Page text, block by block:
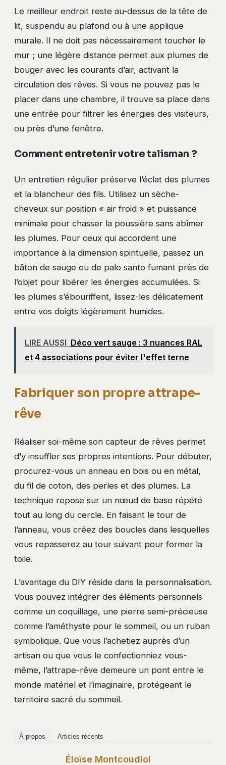
Le meilleur endroit reste au-dessus de la tête de
lit, suspendu au plafond ou à une applique
murale. Il ne doit pas nécessairement toucher le
mur ; une légère distance permet aux plumes de
bouger avec les courants d’air, activant la
circulation des rêves. Si vous ne pouvez pas le
placer dans une chambre, il trouve sa place dans
une entrée pour filtrer les énergies des visiteurs,
ou près d’une fenêtre.
Comment entretenir votre talisman ?
Un entretien régulier préserve l’éclat des plumes
et la blancheur des fils. Utilisez un sèche-
cheveux sur position « air froid » et puissance
minimale pour chasser la poussière sans abîmer
les plumes. Pour ceux qui accordent une
importance à la dimension spirituelle, passez un
bâton de sauge ou de palo santo fumant près de
l’objet pour libérer les énergies accumulées. Si
les plumes s’ébouriffent, lissez-les délicatement
entre vos doigts légèrement humides.
LIRE AUSSI Déco vert sauge : 3 nuances RAL
et 4 associations pour éviter l'effet terne
Fabriquer son propre attrape-
rêve
Réaliser soi-même son capteur de rêves permet
d’y insuffler ses propres intentions. Pour débuter,
procurez-vous un anneau en bois ou en métal,
du fil de coton, des perles et des plumes. La
technique repose sur un nœud de base répété
tout au long du cercle. En faisant le tour de
l’anneau, vous créez des boucles dans lesquelles
vous repasserez au tour suivant pour former la
toile.
L’avantage du DIY réside dans la personnalisation.
Vous pouvez intégrer des éléments personnels
comme un coquillage, une pierre semi-précieuse
comme l’améthyste pour le sommeil, ou un ruban
symbolique. Que vous l’achetiez auprès d’un
artisan ou que vous le confectionniez vous-
même, l’attrape-rêve demeure un pont entre le
monde matériel et l’imaginaire, protégeant le
territoire sacré du sommeil.
À propos Articles récents
Éloïse Montcoudiol